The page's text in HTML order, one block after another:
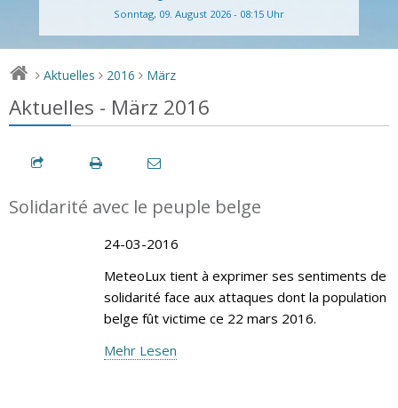
Sonntag, 09. August 2026 - 08:15 Uhr
> Aktuelles > 2016 > März
Aktuelles - März 2016
Solidarité avec le peuple belge
24-03-2016
MeteoLux tient à exprimer ses sentiments de
solidarité face aux attaques dont la population
belge fût victime ce 22 mars 2016.
Mehr Lesen